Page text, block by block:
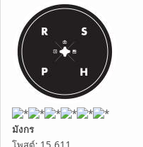
มังกร